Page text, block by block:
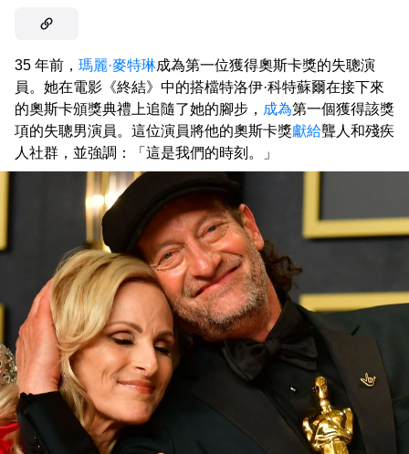
35 年前， 瑪麗·麥特琳成為第一位獲得奧斯卡獎的失聰演
員。她在電影《終結》中的搭檔特洛伊·科特蘇爾在接下來
的奧斯卡頒獎典禮上追隨了她的腳步， 成為第一個獲得該獎
項的失聰男演員。這位演員將他的奧斯卡獎獻給聾人和殘疾
人社群，並強調：「這是我們的時刻。」